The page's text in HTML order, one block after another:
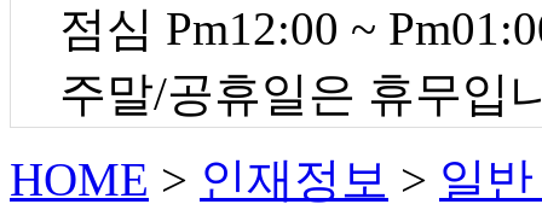
점심 Pm12:00 ~
주말/공휴일은 휴무입
HOME > 인재정보 > 일